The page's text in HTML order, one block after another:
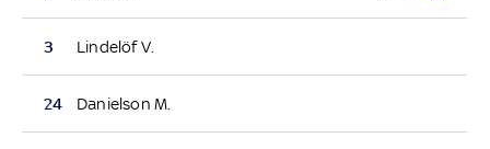
3 Lindelöf V.
24 Danielson M.